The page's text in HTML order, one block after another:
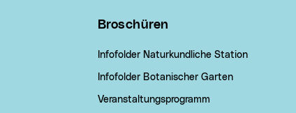
Broschüren
Infofolder Naturkundliche Station
Infofolder Botanischer Garten
Veranstaltungsprogramm